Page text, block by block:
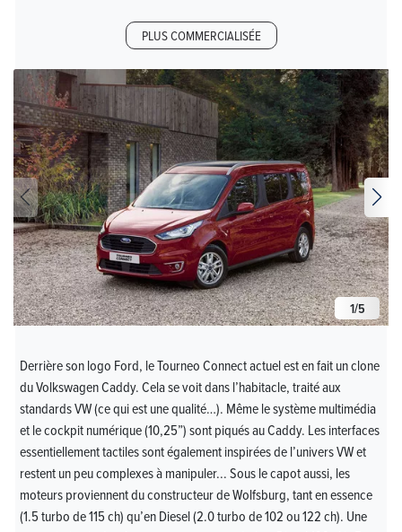
PLUS COMMERCIALISÉE
1/5
Derrière son logo Ford, le Tourneo Connect actuel est en fait un clone
du Volkswagen Caddy. Cela se voit dans l’habitacle, traité aux
standards VW (ce qui est une qualité…). Même le système multimédia
et le cockpit numérique (10,25”) sont piqués au Caddy. Les interfaces
essentiellement tactiles sont également inspirées de l’univers VW et
restent un peu complexes à manipuler... Sous le capot aussi, les
moteurs proviennent du constructeur de Wolfsburg, tant en essence
(1.5 turbo de 115 ch) qu’en Diesel (2.0 turbo de 102 ou 122 ch). Une